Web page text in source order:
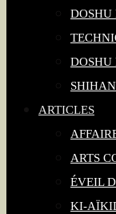
DOSHU
ARTICLES
ARTS
ÉVEIL
KI-